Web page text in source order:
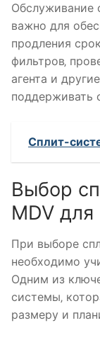
Обслуживание
важно для
продления
фильтров‚
агента и
поддерживать
Сплит-
Выбор
MDV для
При выборе
необходимо
Одним из
системы‚
размеру и